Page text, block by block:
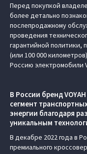
Перед покупкой
более детально
послепродажному
проведения
гарантийной политики,
(или 100 000
Россию электромобили
В России бренд
сегмент
энергии благодаря
уникальным
В декабре 2022 года в
премиального